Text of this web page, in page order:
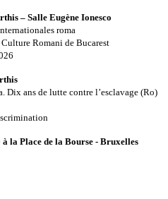
– Salle Eugène Ionesco
roma
Romani de Bucarest
Dix ans de lutte contre l’esclavage (Ro)
la Place de la Bourse - Bruxelles